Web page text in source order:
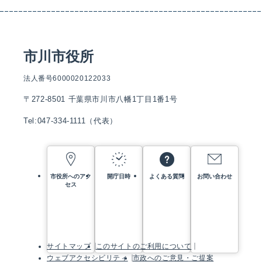
市川市役所
法人番号6000020122033
〒272-8501 千葉県市川市八幡1丁目1番1号
Tel:047-334-1111（代表）
市役所へのアク
セス
開庁日時 よくある質問 お問い合わせ
サイトマップ
このサイトのご利用について
ウェブアクセシビリティ
市政へのご意見・ご提案